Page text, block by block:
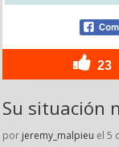
23
Su situación
por jeremy_malpieu el 5